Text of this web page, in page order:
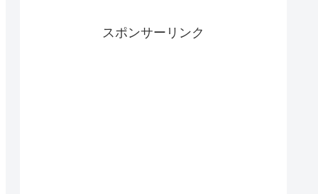
スポンサーリンク